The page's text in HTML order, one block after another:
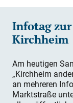
Infotag
Kirchheim
Am heutigen
„Kirchheim
an mehreren
Marktstraße